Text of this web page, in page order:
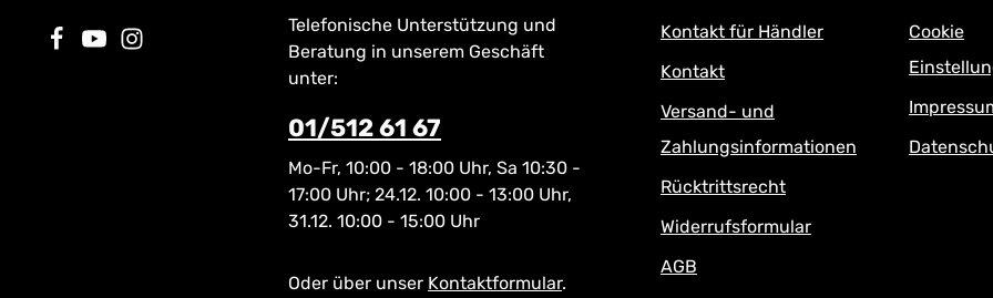
Telefonische Unterstützung und
Beratung in unserem Geschäft
unter:
01/512 61 67
Mo-Fr, 10:00 - 18:00 Uhr, Sa 10:30 -
17:00 Uhr; 24.12. 10:00 - 13:00 Uhr,
31.12. 10:00 - 15:00 Uhr
Oder über unser Kontaktformular.
Kontakt für Händler
Kontakt
Versand- und
Zahlungsinformationen
Rücktrittsrecht
Widerrufsformular
AGB
Cookie